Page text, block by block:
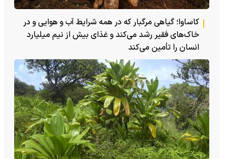
کاساوا؛ گیاهی مرگبار که در همه شرایط آب و هوایی و در
خاک‌های فقیر رشد می‌کند و غذای بیش از نیم میلیارد
انسان را تأمین می‌کند